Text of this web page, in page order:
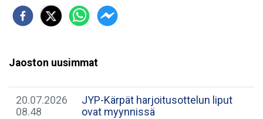
Jaoston uusimmat
20.07.2026
08.48
JYP-Kärpät harjoitusottelun liput
ovat myynnissä